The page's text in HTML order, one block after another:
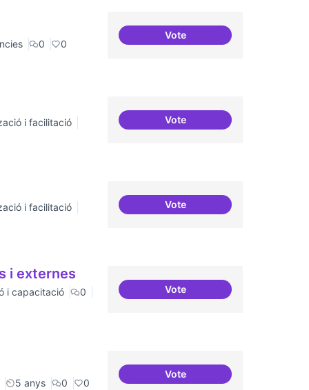
0 0
VoteResidències d'èxit
i facilitació
VoteRepositori de coneixement
i facilitació
VoteRelatoria col·laborativa
i externes
i capacitació
0
VoteRelació equilibrada entre
5 anys 0 0
VoteRefugi en cas d'un tall a